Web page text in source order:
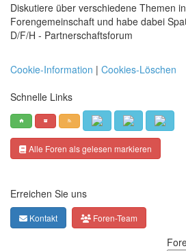
Diskutiere über verschiedene Themen
Forengemeinschaft und habe dabei
D/F/H - Partnerschaftsforum
Cookie-Information | Cookies-Löschen
Schnelle Links
Alle Foren als gelesen markieren
Erreichen Sie uns
Kontakt Foren-Team